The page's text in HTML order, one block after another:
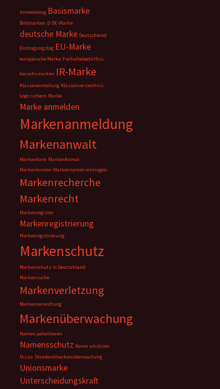
Anmeldetag Basismarke
Bildmarken D DE-Marke
deutsche Marke Deutschland
Eintragungstag EU-Marke
europäische Marke Freihaltebedürfnis
Geruchsmarken IR-Marke
Klasseneinteilung Klassenverzeichnis
Logo sichern Marke
Marke anmelden
Markenanmeldung
Markenanwalt
Markenform Markenformat
Markenkosten Markennamen eintragen
Markenrecherche
Markenrecht
Markenregister
Markenregistrierung
Markenrigistrierung
Markenschutz
Markenschutz in Deutschland
Markensuche
Markenverletzung
Markenverwaltung
Markenüberwachung
Namen patentieren
Namensschutz Name schützen
Nizza Standardmarkenüberwachung
Unionsmarke
Unterscheidungskraft